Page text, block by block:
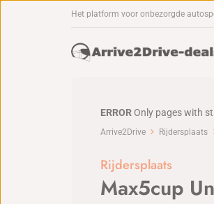
Het platform voor onbezorgde
ERROR Only pages with
Arrive2Drive Rijdersplaats
Rijdersplaats
Max5cup